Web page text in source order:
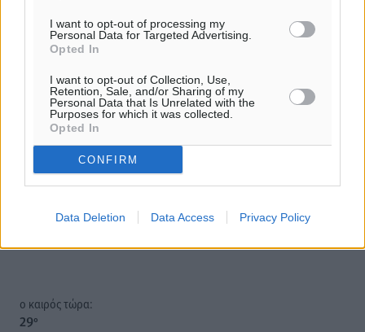
I want to opt-out of processing my
Personal Data for Targeted Advertising.
Opted In
I want to opt-out of Collection, Use,
Retention, Sale, and/or Sharing of my
Personal Data that Is Unrelated with the
Purposes for which it was collected.
Opted In
CONFIRM
Data Deletion Data Access Privacy Policy
Υπενθύμιση:
Για την μερική αναπαραγωγή της είδησης από άλλες
ιστοσελίδες είναι απαραίτητη η χρήση του παρακάτω
παρεχόμενου συνδέσμου παραπομπής προς το άρθρο
o καιρός τώρα:
29°